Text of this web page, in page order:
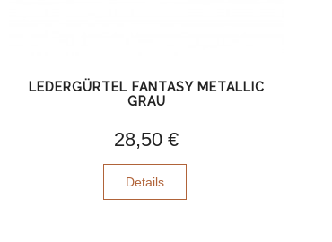
LEDERGÜRTEL FANTASY METALLIC
GRAU
28,50 €
Details